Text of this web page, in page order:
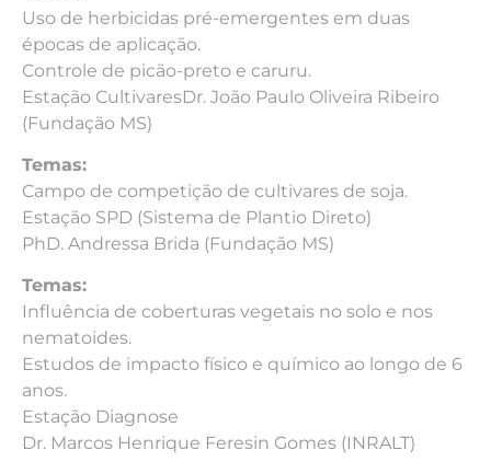
Uso de herbicidas pré-emergentes em duas
épocas de aplicação.
Controle de picão-preto e caruru.
Estação CultivaresDr. João Paulo Oliveira Ribeiro
(Fundação MS)
Temas:
Campo de competição de cultivares de soja.
Estação SPD (Sistema de Plantio Direto)
PhD. Andressa Brida (Fundação MS)
Temas:
Influência de coberturas vegetais no solo e nos
nematoides.
Estudos de impacto físico e químico ao longo de 6
anos.
Estação Diagnose
Dr. Marcos Henrique Feresin Gomes (INRALT)